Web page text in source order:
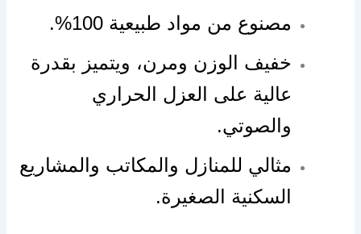
مصنوع من مواد طبيعية 100%.
خفيف الوزن ومرن، ويتميز بقدرة
عالية على العزل الحراري
والصوتي.
مثالي للمنازل والمكاتب والمشاريع
السكنية الصغيرة.